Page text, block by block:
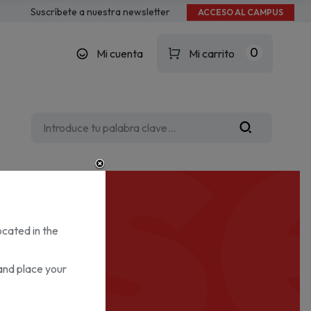
Suscríbete a nuestra newsletter ACCESO AL CAMPUS
Mi cuenta Mi carrito 0
in the
place your